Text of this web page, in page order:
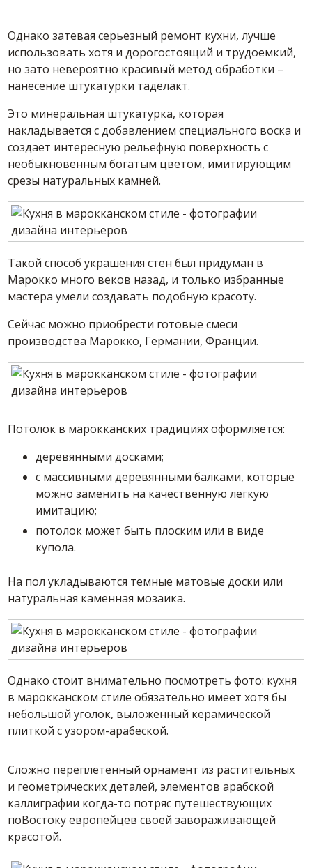
Однако затевая серьезный ремонт кухни, лучше
использовать хотя и дорогостоящий и трудоемкий,
но зато невероятно красивый метод обработки –
нанесение штукатурки таделакт.
Это минеральная штукатурка, которая
накладывается с добавлением специального воска и
создает интересную рельефную поверхность с
необыкновенным богатым цветом, имитирующим
срезы натуральных камней.
Такой способ украшения стен был придуман в
Марокко много веков назад, и только избранные
мастера умели создавать подобную красоту.
Сейчас можно приобрести готовые смеси
производства Марокко, Германии, Франции.
Потолок в марокканских традициях оформляется:
деревянными досками;
с массивными деревянными балками, которые
можно заменить на качественную легкую
имитацию;
потолок может быть плоским или в виде
купола.
На пол укладываются темные матовые доски или
натуральная каменная мозаика.
Однако стоит внимательно посмотреть фото: кухня
в марокканском стиле обязательно имеет хотя бы
небольшой уголок, выложенный керамической
плиткой с узором-арабеской.
Сложно переплетенный орнамент из растительных
и геометрических деталей, элементов арабской
каллиграфии когда-то потряс путешествующих
поВостоку европейцев своей завораживающей
красотой.